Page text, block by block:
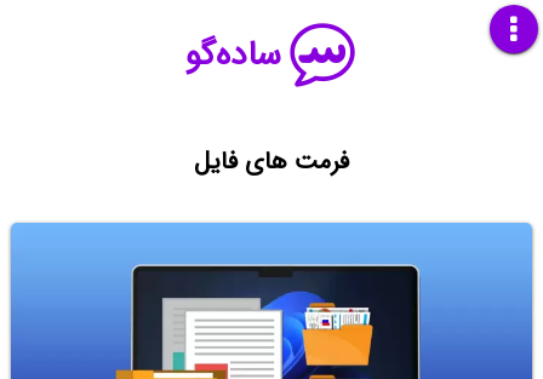
ساده‌گو
فرمت های فایل